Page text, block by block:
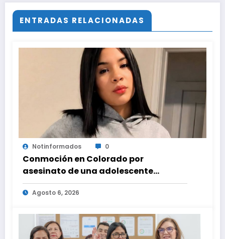
ENTRADAS RELACIONADAS
Notinformados 0
Conmoción en Colorado por
asesinato de una adolescente
venezolana en reunión con amigos
Agosto 6, 2026